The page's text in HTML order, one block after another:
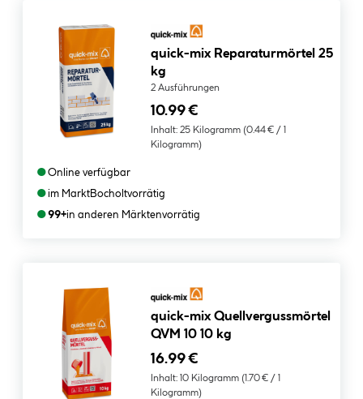
quick-mix Reparaturmörtel 25
kg
2 Ausführungen
10.99 €
Inhalt: 25 Kilogramm (0.44 € / 1
Kilogramm)
●Online verfügbar
●im MarktBocholtvorrätig
●99+in anderen Märktenvorrätig
quick-mix Quellvergussmörtel
QVM 10 10 kg
16.99 €
Inhalt: 10 Kilogramm (1.70 € / 1
Kilogramm)